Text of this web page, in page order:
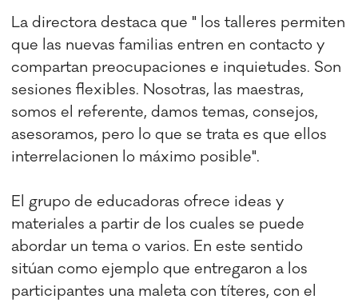
La directora destaca que " los talleres permiten
que las nuevas familias entren en contacto y
compartan preocupaciones e inquietudes. Son
sesiones flexibles. Nosotras, las maestras,
somos el referente, damos temas, consejos,
asesoramos, pero lo que se trata es que ellos
interrelacionen lo máximo posible".
El grupo de educadoras ofrece ideas y
materiales a partir de los cuales se puede
abordar un tema o varios. En este sentido
sitúan como ejemplo que entregaron a los
participantes una maleta con títeres, con el